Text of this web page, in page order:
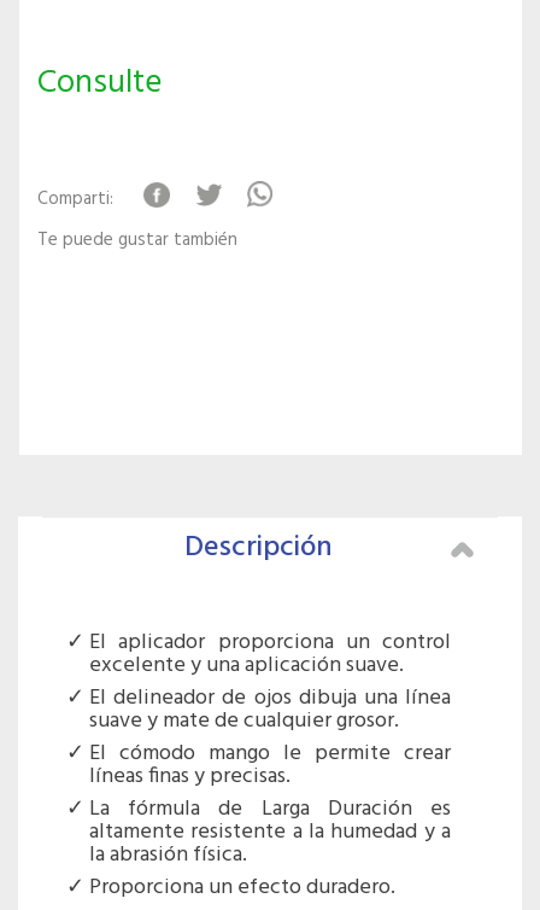
Consulte
Comparti:
Te puede gustar también
Descripción
El aplicador proporciona un control
excelente y una aplicación suave.
El delineador de ojos dibuja una línea
suave y mate de cualquier grosor.
El cómodo mango le permite crear
líneas finas y precisas.
La fórmula de Larga Duración es
altamente resistente a la humedad y a
la abrasión física.
Proporciona un efecto duradero.